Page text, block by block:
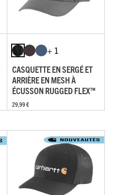
+ 1
CASQUETTE EN SERGÉ ET
ARRIÈRE EN MESH À
ÉCUSSON RUGGED FLEX™
29,99 €